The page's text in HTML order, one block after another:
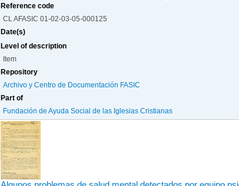
Reference code
CL AFASIC 01-02-03-05-000125
Date(s)
Level of description
Item
Repository
Archivo y Centro de Documentación FASIC
Part of
Fundación de Ayuda Social de las Iglesias Cristianas